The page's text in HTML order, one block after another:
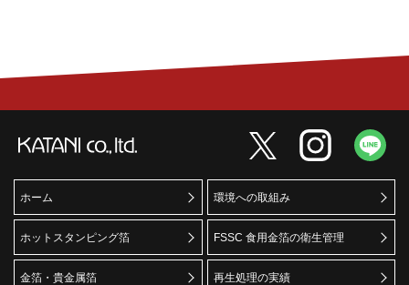
ホーム
ホットスタンピング箔
金箔・貴金属箔
環境への取組み
FSSC 食用金箔の衛生管理
再生処理の実績